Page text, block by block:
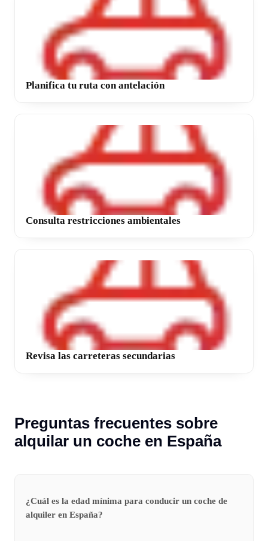
Planifica tu ruta con antelación
Consulta restricciones ambientales
Revisa las carreteras secundarias
Preguntas frecuentes sobre
alquilar un coche en España
¿Cuál es la edad mínima para conducir un coche de
alquiler en España?